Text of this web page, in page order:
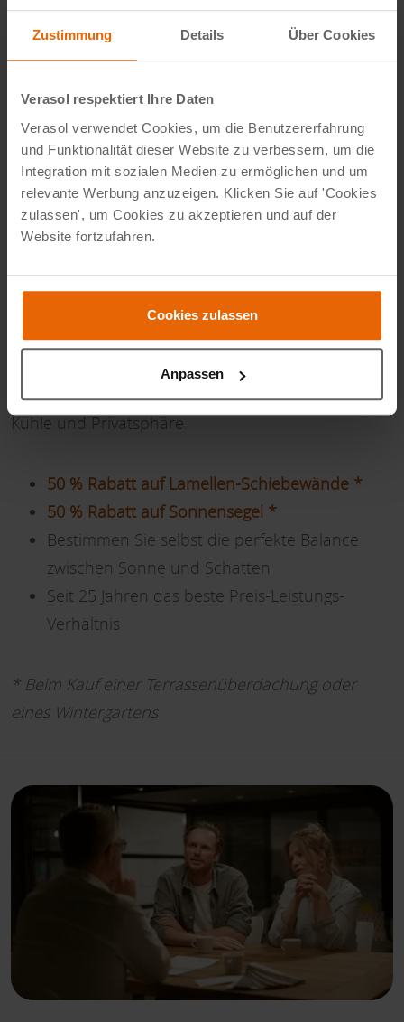
Zustimmung Details Über Cookies
Verasol respektiert Ihre Daten
Verasol verwendet Cookies, um die Benutzererfahrung
und Funktionalität dieser Website zu verbessern, um die
Integration mit sozialen Medien zu ermöglichen und um
relevante Werbung anzuzeigen. Klicken Sie auf 'Cookies
zulassen', um Cookies zu akzeptieren und auf der
Website fortzufahren.
Cookies zulassen
Anpassen
Schattenvorteil Vom 1. August bis
zum 4. September
Machen Sie Ihre Terrassenüberdachung oder Ihren
Wintergarten zum schönsten Ort des Sommers.
Während der Verasol Schattenvorteil-Aktion
profitieren Sie von attraktiven Preisvorteilen auf
clevere Lösungen für mehr Schatten, angenehme
Kühle und Privatsphäre.
50 % Rabatt auf Lamellen-Schiebewände *
50 % Rabatt auf Sonnensegel *
Bestimmen Sie selbst die perfekte Balance
zwischen Sonne und Schatten
Seit 25 Jahren das beste Preis-Leistungs-
Verhältnis
* Beim Kauf einer Terrassenüberdachung oder
eines Wintergartens